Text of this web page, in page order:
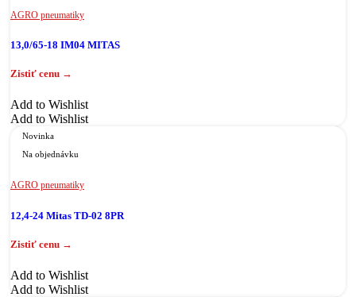
AGRO pneumatiky
13,0/65-18 IM04 MITAS
Add to Wishlist
Add to Wishlist
Novinka
Na objednávku
AGRO pneumatiky
12,4-24 Mitas TD-02 8PR
Add to Wishlist
Add to Wishlist